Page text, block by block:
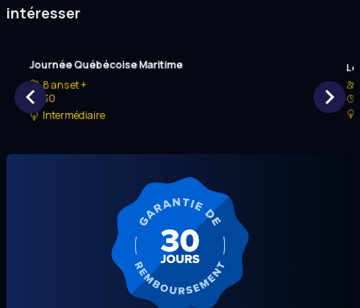
intéresser
Journée Québécoise Maritime
8 ans et +
30
Intermédiaire
Le
Item